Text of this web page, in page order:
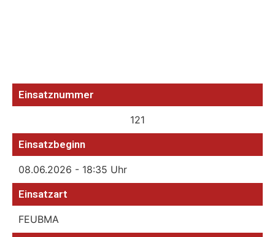
Einsatznummer
121
Einsatzbeginn
08.06.2026 - 18:35 Uhr
Einsatzart
FEUBMA